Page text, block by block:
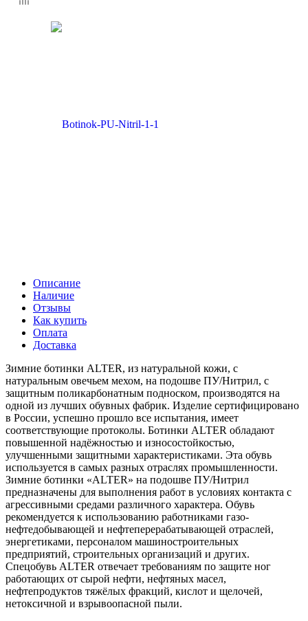
Описание
Наличие
Отзывы
Как купить
Оплата
Доставка
Зимние ботинки ALTER, из натуральной кожи, с
натуральным овечьем мехом, на подошве ПУ/Нитрил, с
защитным поликарбонатным подноском, производятся на
одной из лучших обувных фабрик. Изделие сертифицировано
в России, успешно прошло все испытания, имеет
соответствующие протоколы. Ботинки ALTER обладают
повышенной надёжностью и износостойкостью,
улучшенными защитными характеристиками. Эта обувь
используется в самых разных отраслях промышленности.
Зимние ботинки «ALTER» на подошве ПУ/Нитрил
предназначены для выполнения работ в условиях контакта с
агрессивными средами различного характера. Обувь
рекомендуется к использованию работниками газо-
нефтедобывающей и нефтеперерабатывающей отраслей,
энергетиками, персоналом машиностроительных
предприятий, строительных организаций и других.
Спецобувь ALTER отвечает требованиям по защите ног
работающих от сырой нефти, нефтяных масел,
нефтепродуктов тяжёлых фракций, кислот и щелочей,
нетоксичной и взрывоопасной пыли.